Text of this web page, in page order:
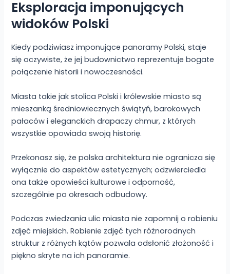
Eksploracja imponujących
widoków Polski
Kiedy podziwiasz imponujące panoramy Polski, staje
się oczywiste, że jej budownictwo reprezentuje bogate
połączenie historii i nowoczesności.
Miasta takie jak stolica Polski i królewskie miasto są
mieszanką średniowiecznych świątyń, barokowych
pałaców i eleganckich drapaczy chmur, z których
wszystkie opowiada swoją historię.
Przekonasz się, że polska architektura nie ogranicza się
wyłącznie do aspektów estetycznych; odzwierciedla
ona także opowieści kulturowe i odporność,
szczególnie po okresach odbudowy.
Podczas zwiedzania ulic miasta nie zapomnij o robieniu
zdjęć miejskich. Robienie zdjęć tych różnorodnych
struktur z różnych kątów pozwala odsłonić złożoność i
piękno skryte na ich panoramie.